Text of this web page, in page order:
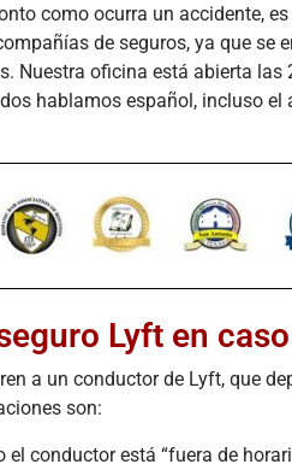
como ocurra un accidente,
de seguros, ya que se
Nuestra oficina está abierta
hablamos español, incluso el
Lyft en
a un conductor de Lyft, que
son:
el conductor está “fuera de